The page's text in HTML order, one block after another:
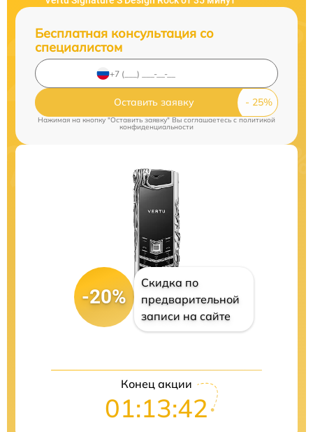
Бесплатная консультация со
специалистом
Оставить заявку
Нажимая на кнопку "Оставить заявку" Вы соглашаетесь cполитикой
конфиденциальности
-20%
Скидка по
предварительной
записи на сайте
Конец акции
01:13:42